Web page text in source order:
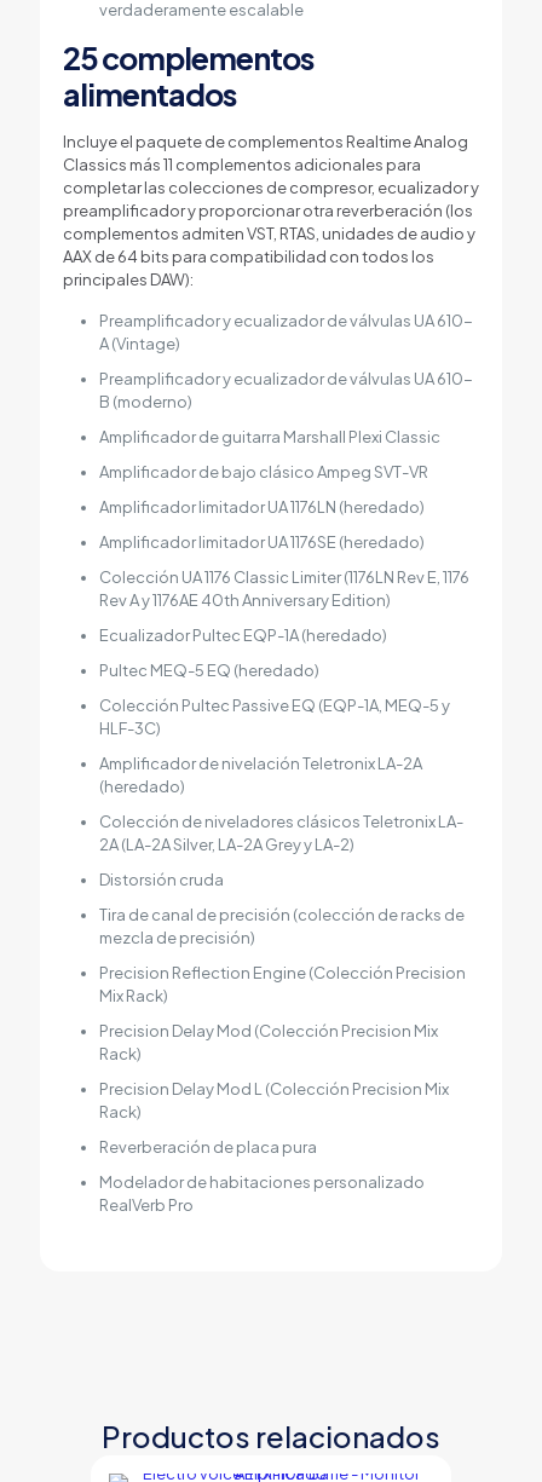
verdaderamente escalable
25 complementos
alimentados
Incluye el paquete de complementos Realtime Analog
Classics más 11 complementos adicionales para
completar las colecciones de compresor, ecualizador y
preamplificador y proporcionar otra reverberación (los
complementos admiten VST, RTAS, unidades de audio y
AAX de 64 bits para compatibilidad con todos los
principales DAW):
Preamplificador y ecualizador de válvulas UA 610-
A (Vintage)
Preamplificador y ecualizador de válvulas UA 610-
B (moderno)
Amplificador de guitarra Marshall Plexi Classic
Amplificador de bajo clásico Ampeg SVT-VR
Amplificador limitador UA 1176LN (heredado)
Amplificador limitador UA 1176SE (heredado)
Colección UA 1176 Classic Limiter (1176LN Rev E, 1176
Rev A y 1176AE 40th Anniversary Edition)
Ecualizador Pultec EQP-1A (heredado)
Pultec MEQ-5 EQ (heredado)
Colección Pultec Passive EQ (EQP-1A, MEQ-5 y
HLF-3C)
Amplificador de nivelación Teletronix LA-2A
(heredado)
Colección de niveladores clásicos Teletronix LA-
2A (LA-2A Silver, LA-2A Grey y LA-2)
Distorsión cruda
Tira de canal de precisión (colección de racks de
mezcla de precisión)
Precision Reflection Engine (Colección Precision
Mix Rack)
Precision Delay Mod (Colección Precision Mix
Rack)
Precision Delay Mod L (Colección Precision Mix
Rack)
Reverberación de placa pura
Modelador de habitaciones personalizado
RealVerb Pro
Productos relacionados